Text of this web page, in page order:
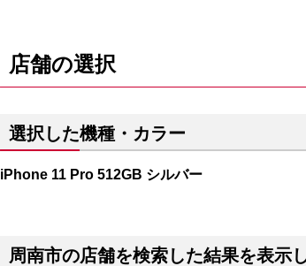
店舗の選択
選択した機種・カラー
iPhone 11 Pro 512GB シルバー
周南市の店舗を検索した結果を表示